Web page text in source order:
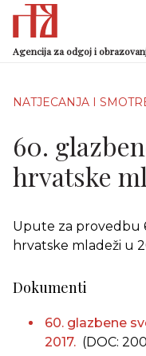
Agencija za odgoj i
NATJECANJA I
60.
hrvatske
Upute za provedbu
hrvatske mladeži u
Dokumenti
60. glazbene
2017. (DOC: